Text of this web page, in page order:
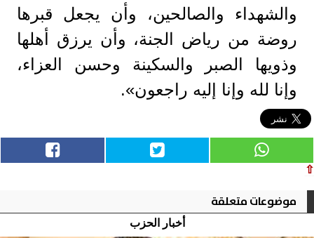
والشهداء والصالحين، وأن يجعل قبرها
روضة من رياض الجنة، وأن يرزق أهلها
وذويها الصبر والسكينة وحسن العزاء،
وإنا لله وإنا إليه راجعون».
⇧
موضوعات متعلقة
أخبار الحزب